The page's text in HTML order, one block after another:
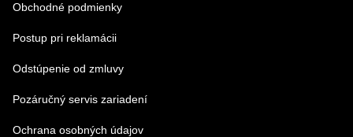
Obchodné podmienky
Postup pri reklamácii
Odstúpenie od zmluvy
Pozáručný servis zariadení
Ochrana osobných údajov